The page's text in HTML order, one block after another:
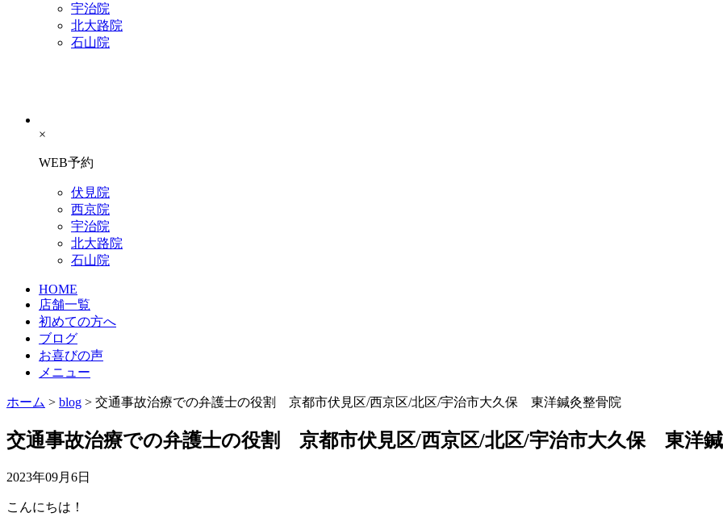
宇治院
北大路院
石山院
×
WEB予約
伏見院
西京院
宇治院
北大路院
石山院
HOME
店舗一覧
初めての方へ
ブログ
お喜びの声
メニュー
ホーム > blog > 交通事故治療での弁護士の役割 京都市伏見区/西京区/北区/宇治市大久保 東洋鍼灸整骨院
交通事故治療での弁護士の役割 京都市伏見区/西京区/北区/宇治市大久保 東洋
2023年09月6日
こんにちは！